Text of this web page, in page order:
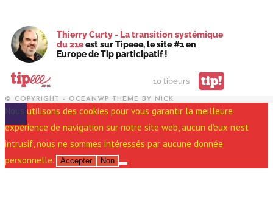
Thierry Curty - La transition systémique
du 21eest sur Tipeee, le site #1 en
Europe de Tip participatif !
10 tipeurs tip!
© COPYRIGHT - OCEANWP THEME BY NICK
Nous utilisons des cookies pour vous garantir la meilleure
expérience de navigation sur notre site web, aucun d'eux n'est
intrusif, nous ne sommes intéressés par aucune donnée
personnelle.
Accepter Non